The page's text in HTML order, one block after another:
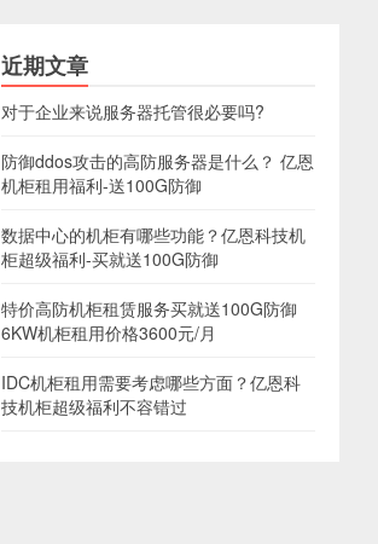
近期文章
对于企业来说服务器托管很必要吗?
防御ddos攻击的高防服务器是什么？ 亿恩
机柜租用福利-送100G防御
数据中心的机柜有哪些功能？亿恩科技机
柜超级福利-买就送100G防御
特价高防机柜租赁服务买就送100G防御
6KW机柜租用价格3600元/月
IDC机柜租用需要考虑哪些方面？亿恩科
技机柜超级福利不容错过